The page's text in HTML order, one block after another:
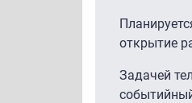
открытие
Задачей